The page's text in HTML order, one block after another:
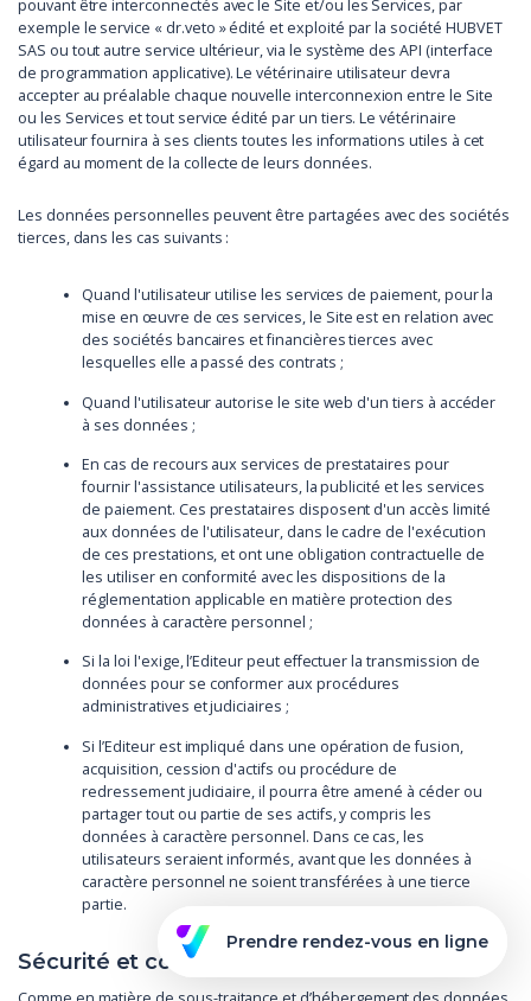
pouvant être interconnectés avec le Site et/ou les Services, par
exemple le service « dr.veto » édité et exploité par la société HUBVET
SAS ou tout autre service ultérieur, via le système des API (interface
de programmation applicative). Le vétérinaire utilisateur devra
accepter au préalable chaque nouvelle interconnexion entre le Site
ou les Services et tout service édité par un tiers. Le vétérinaire
utilisateur fournira à ses clients toutes les informations utiles à cet
égard au moment de la collecte de leurs données.
Les données personnelles peuvent être partagées avec des sociétés
tierces, dans les cas suivants :
Quand l'utilisateur utilise les services de paiement, pour la
mise en œuvre de ces services, le Site est en relation avec
des sociétés bancaires et financières tierces avec
lesquelles elle a passé des contrats ;
Quand l'utilisateur autorise le site web d'un tiers à accéder
à ses données ;
En cas de recours aux services de prestataires pour
fournir l'assistance utilisateurs, la publicité et les services
de paiement. Ces prestataires disposent d'un accès limité
aux données de l'utilisateur, dans le cadre de l'exécution
de ces prestations, et ont une obligation contractuelle de
les utiliser en conformité avec les dispositions de la
réglementation applicable en matière protection des
données à caractère personnel ;
Si la loi l'exige, l’Editeur peut effectuer la transmission de
données pour se conformer aux procédures
administratives et judiciaires ;
Si l’Editeur est impliqué dans une opération de fusion,
acquisition, cession d'actifs ou procédure de
redressement judiciaire, il pourra être amené à céder ou
partager tout ou partie de ses actifs, y compris les
données à caractère personnel. Dans ce cas, les
utilisateurs seraient informés, avant que les données à
caractère personnel ne soient transférées à une tierce
partie.
Sécurité et confidentialité
Prendre rendez-vous en ligne